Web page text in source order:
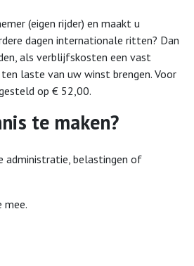
(eigen rijder) en maakt u
dagen internationale ritten? Dan
als verblijfskosten een vast
laste van uw winst brengen. Voor
op € 52,00.
te maken?
administratie, belastingen of
mee.